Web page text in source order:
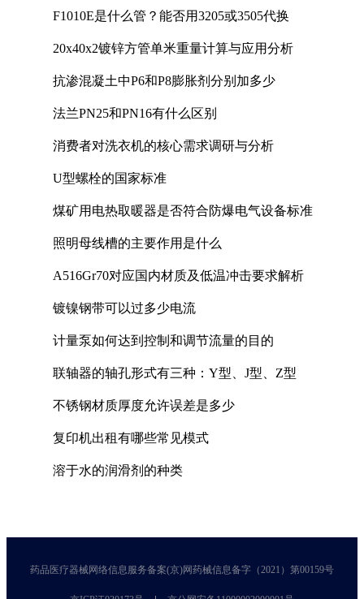
F1010E是什么管？能否用3205或3505代换
20x40x2镀锌方管单米重量计算与应用分析
抗渗混凝土中P6和P8膨胀剂分别加多少
法兰PN25和PN16有什么区别
消费者对洗衣机的核心需求调研与分析
U型螺栓的国家标准
煤矿用电热取暖器是否符合防爆电气设备标准
照明母线槽的主要作用是什么
A516Gr70对应国内材质及低温冲击要求解析
镀镍钢带可以过多少电流
计量泵如何达到控制和调节流量的目的
联轴器的轴孔形式有三种：Y型、J型、Z型
不锈钢材质厚度允许误差是多少
复印机出租有哪些常见模式
溶于水的润滑剂的种类
药品医疗器械网络信息服务备案(京)网药械信息备字（2021）第00159号